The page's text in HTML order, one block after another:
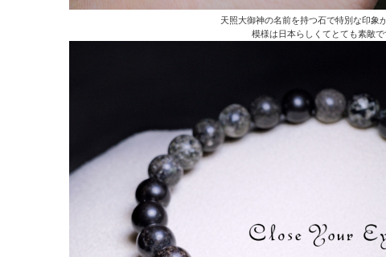
天照大御神の名前を持つ石で特別な印象
模様は日本らしくてとても素敵で